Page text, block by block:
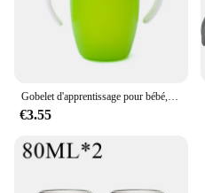
Gobelet d'apprentissage pour bébé, double poignée, couvercle rabattable, étanche, silicone, nourrissons, bouteille de normalisation de l'eau, Leuven, rotation, 360
€3.55